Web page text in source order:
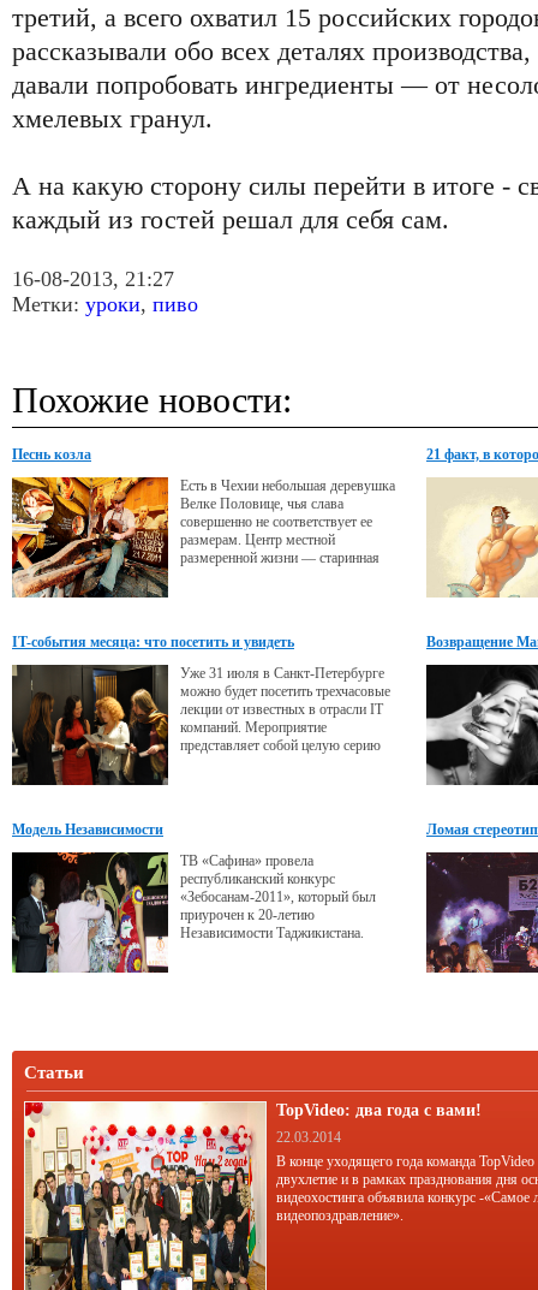
третий, а всего охватил 15 российских
рассказывали обо всех деталях
давали попробовать ингредиенты — от
хмелевых гранул.
А на какую сторону силы перейти в итоге -
каждый из гостей решал для себя сам.
16-08-2013, 21:27
Метки: уроки, пиво
Похожие новости:
Песнь козла
Есть в Чехии небольшая деревушка
Велке Половице, чья слава
совершенно не соответствует ее
размерам. Центр местной
размеренной жизни — старинная
рекой, колбасы жарятся метрами, а
музыка и взрывы хохота слышны аж
в самой Праге.
21 факт, в
IT-события месяца: что посетить и увидеть
Уже 31 июля в Санкт-Петербурге
можно будет посетить трехчасовые
лекции от известных в отрасли IT
компаний. Мероприятие
представляет собой целую серию
Возвращение
Модель Независимости
ТВ «Сафина» провела
республиканский конкурс
«Зебосанам-2011», который был
приурочен к 20-летию
Независимости Таджикистана.
Ломая
Статьи
TopVideo: два года с вами!
22.03.2014
В конце уходящего года команда TopVideo
двухлетие и в рамках празднования дня
видеохостинга объявила конкурс -«Самое
видеопоздравление».